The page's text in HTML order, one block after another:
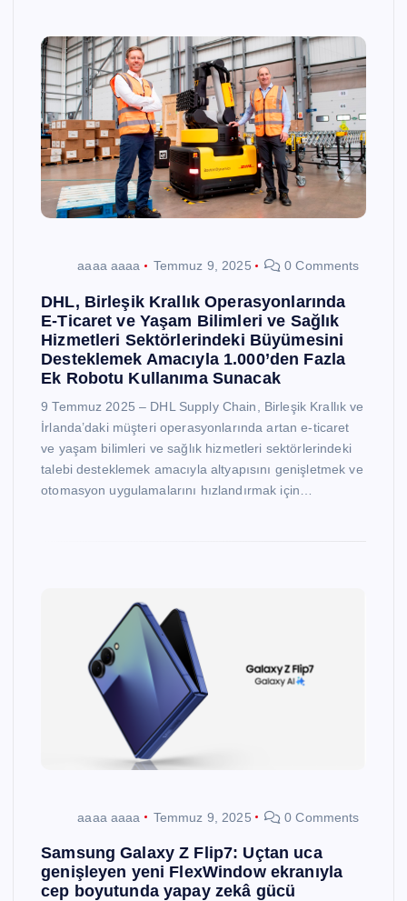
aaaa aaaa Temmuz 9, 2025 0 Comments
DHL, Birleşik Krallık Operasyonlarında
E-Ticaret ve Yaşam Bilimleri ve Sağlık
Hizmetleri Sektörlerindeki Büyümesini
Desteklemek Amacıyla 1.000’den Fazla
Ek Robotu Kullanıma Sunacak
9 Temmuz 2025 – DHL Supply Chain, Birleşik Krallık ve
İrlanda’daki müşteri operasyonlarında artan e-ticaret
ve yaşam bilimleri ve sağlık hizmetleri sektörlerindeki
talebi desteklemek amacıyla altyapısını genişletmek ve
otomasyon uygulamalarını hızlandırmak için…
aaaa aaaa Temmuz 9, 2025 0 Comments
Samsung Galaxy Z Flip7: Uçtan uca
genişleyen yeni FlexWindow ekranıyla
cep boyutunda yapay zekâ gücü